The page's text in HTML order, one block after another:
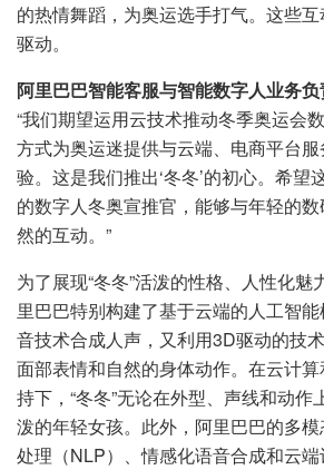
的热情舞蹈，为奥运选手打气。这些
驱动。
阿里巴巴智能客服与智能数字人业务
“我们期望运用云技术推动冬季奥运会
方式为奥运迷提供与云端、电商平台
验。这是我们推出‘冬冬’的初心。希望
的数字人冬奥宣推官，能够与年轻的
然的互动。”
为了展现“冬冬”活泼的性格、人性化
里巴巴特别构建了基于云端的人工智
音技术合成人声，又利用3D驱动的技
面部表情和自然的身体动作。在云计
持下，“冬冬”无论在外型、声线和动作
泼的年轻女孩。此外，阿里巴巴的多
处理（NLP）、情感化语音合成和云